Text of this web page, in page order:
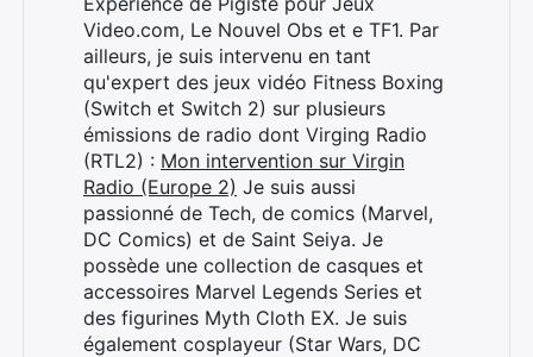
Video.com, Le Nouvel Obs et e TF1. Par
ailleurs, je suis intervenu en tant
qu'expert des jeux vidéo Fitness Boxing
(Switch et Switch 2) sur plusieurs
émissions de radio dont Virging Radio
(RTL2) : Mon intervention sur Virgin
Radio (Europe 2) Je suis aussi
passionné de Tech, de comics (Marvel,
DC Comics) et de Saint Seiya. Je
possède une collection de casques et
accessoires Marvel Legends Series et
des figurines Myth Cloth EX. Je suis
également cosplayeur (Star Wars, DC